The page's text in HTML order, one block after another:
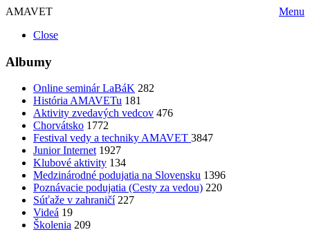
AMAVET
Menu
Close
Albumy
Online seminár LaBáK 282
História AMAVETu 181
Aktivity zvedavých vedcov 476
Chorvátsko 1772
Festival vedy a techniky AMAVET 3847
Junior Internet 1927
Klubové aktivity 134
Medzinárodné podujatia na Slovensku 1396
Poznávacie podujatia (Cesty za vedou) 220
Súťaže v zahraničí 227
Videá 19
Školenia 209